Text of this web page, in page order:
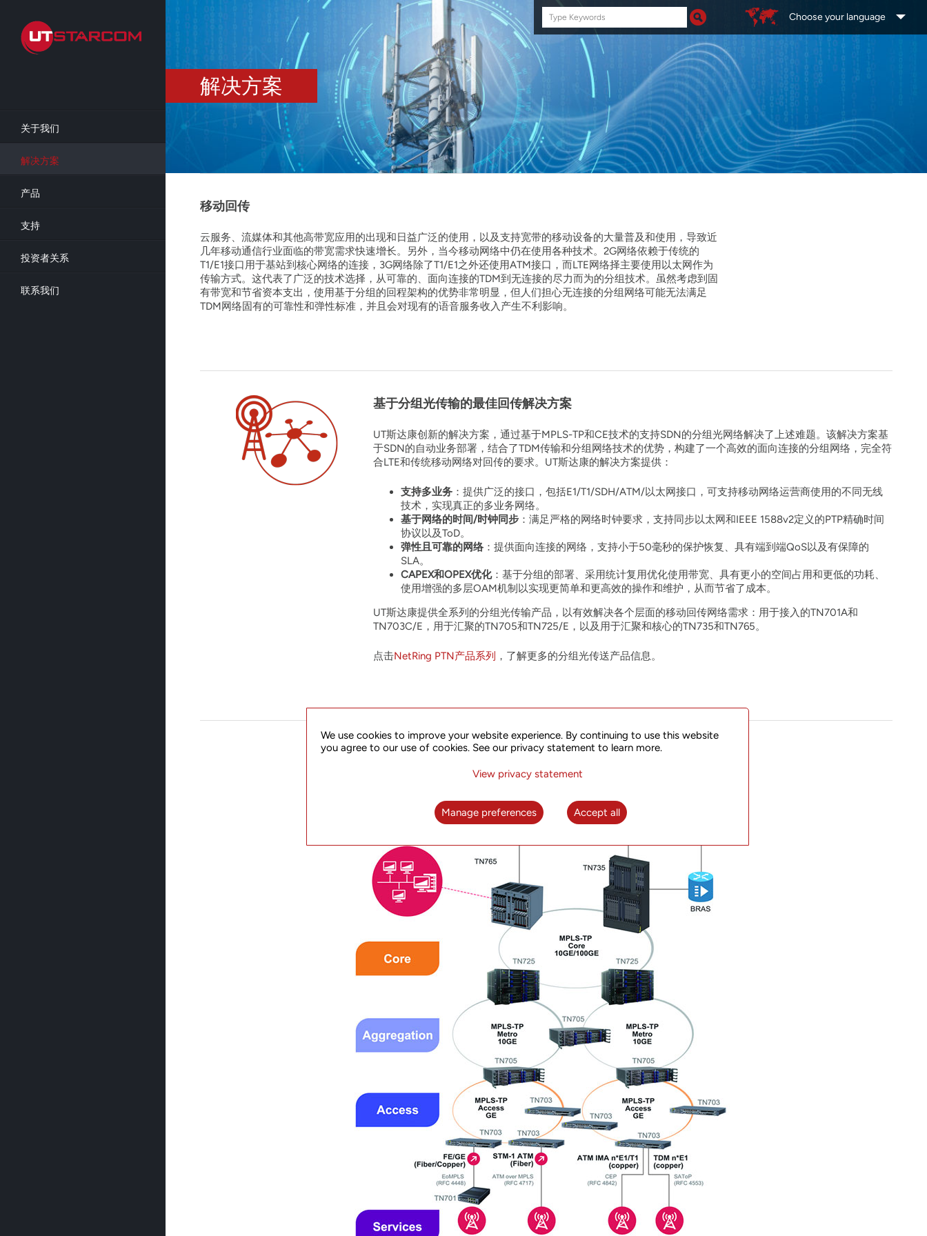
main
content
关于我们
解决方案
产品
支持
投资者关系
联系我们
Search
this
Choose your language
解决方案
移动回传
云服务、流媒体和其他高带宽应用的出现和日益广泛的使用，以及支持宽带的移动设备的大量普及和使用，导致近
几年移动通信行业面临的带宽需求快速增长。另外，当今移动网络中仍在使用各种技术。2G网络依赖于传统的
T1/E1接口用于基站到核心网络的连接，3G网络除了T1/E1之外还使用ATM接口，而LTE网络择主要使用以太网作为
传输方式。这代表了广泛的技术选择，从可靠的、面向连接的TDM到无连接的尽力而为的分组技术。虽然考虑到固
有带宽和节省资本支出，使用基于分组的回程架构的优势非常明显，但人们担心无连接的分组网络可能无法满足
TDM网络固有的可靠性和弹性标准，并且会对现有的语音服务收入产生不利影响。
基于分组光传输的最佳回传解决方案
UT斯达康创新的解决方案，通过基于MPLS-TP和CE技术的支持SDN的分组光网络解决了上述难题。该解决方案基
于SDN的自动业务部署，结合了TDM传输和分组网络技术的优势，构建了一个高效的面向连接的分组网络，完全符
合LTE和传统移动网络对回传的要求。UT斯达康的解决方案提供：
支持多业务 ：提供广泛的接口，包括E1/T1/SDH/ATM/以太网接口，可支持移动网络运营商使用的不同无线
技术，实现真正的多业务网络。
基于网络的时间/时钟同步 ：满足严格的网络时钟要求，支持同步以太网和IEEE 1588v2定义的PTP精确时间
协议以及ToD。
弹性且可靠的网络：提供面向连接的网络，支持小于50毫秒的保护恢复、具有端到端QoS以及有保障的
SLA。
CAPEX和OPEX优化：基于分组的部署、采用统计复用优化使用带宽、具有更小的空间占用和更低的功耗、
使用增强的多层OAM机制以实现更简单和更高效的操作和维护，从而节省了成本。
UT斯达康提供全系列的分组光传输产品，以有效解决各个层面的移动回传网络需求：用于接入的TN701A和
TN703C/E，用于汇聚的TN705和TN725/E，以及用于汇聚和核心的TN735和TN765。
点击NetRing PTN产品系列 ，了解更多的分组光传送产品信息。
We use cookies to improve your website experience. By continuing to use this website
you agree to our use of cookies. See our privacy statement to learn more.
View privacy statement
Manage preferences Accept all